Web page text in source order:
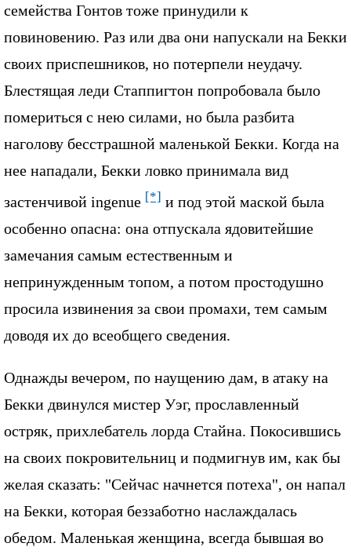
семейства Гонтов тоже принудили к
повиновению. Раз или два они напускали на Бекки
своих приспешников, но потерпели неудачу.
Блестящая леди Стаппигтон попробовала было
помериться с нею силами, но была разбита
наголову бесстрашной маленькой Бекки. Когда на
нее нападали, Бекки ловко принимала вид
застенчивой ingenue [*] и под этой маской была
особенно опасна: она отпускала ядовитейшие
замечания самым естественным и
непринужденным топом, а потом простодушно
просила извинения за свои промахи, тем самым
доводя их до всеобщего сведения.
Однажды вечером, по наущению дам, в атаку на
Бекки двинулся мистер Уэг, прославленный
остряк, прихлебатель лорда Стайна. Покосившись
на своих покровительниц и подмигнув им, как бы
желая сказать: "Сейчас начнется потеха", он напал
на Бекки, которая беззаботно наслаждалась
обедом. Маленькая женщина, всегда бывшая во